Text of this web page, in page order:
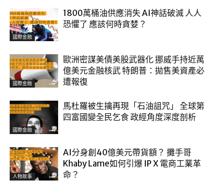
國際金融
1800萬桶油供應消失 AI神話破滅 人人
恐懼了 應該何時貪婪？
國際金融
歐洲密謀美債美股武器化 挪威手持近萬
億美元金融核武 特朗普：拋售美資產必
遭報復
國際金融
馬杜羅被生擒再現「石油詛咒」 全球第
四富國變全民乞食 政經角度深度剖析
人物故事
AI分身創40億美元帶貨額？ 攤手哥
Khaby Lame如何引爆 IP X 電商工業革
命？